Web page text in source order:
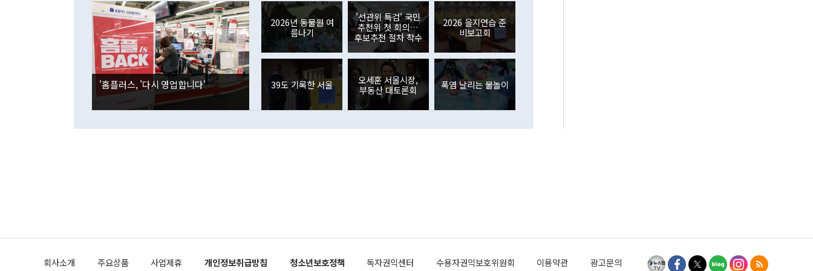
며 "정부 차원에서 (참석을) 검토하고 있다"고 발언한 데 대해서도 조 장관
은 "그것은 외교부의 몫"이라며 "아직 거기까지 진도가 나가지 않았다"고
잘랐다. 정 장관이 이날 소개한 대북 구상과 설명은 정부 내 조율을 거치지
않았다는 점에서 문제가 있다. 특히 주적 표현 대체와 국호 사용, 9·19 군
사합의 복원, 4자회담 추진 등은 통일부 장관이 결정할 사안이 아니어서 월
권이라는 지적이 나오고 있다. 이 대통령은 정 장관의 업무보고를 듣고 난
뒤 "여기 업무보고에 발표했다고 승인난 건 아니다"라고 재차 확인했다. 정
부의 한 소식통은 "정 장관의 발언 내용은 대부분 국가안전보장회의(NSC)
를 거쳐 결정된 사안이 아닌 정 장관의 개인적 생각에 가깝다"며 "안보 관
련 부처 장관이 정부의 공식 정책이 아닌 사안을 추진하겠다고 업무보고를
하고 대통령의 면전에서 '국군통수권자가 나서야 한다'고 주장한 것은 심각
이나 미국은 북한에 선비핵화를 공식적으로 요구한 적이 없기 때문이다. 지
공하는 방식으로 이뤄졌다. 1994년 북·미 제네바 기본합의는 핵시설 동결
였던 올해 3월(369억9000만달러)을 넘어선 것이다. 직접투자에서는 내국
인의 해외투자가 80억1000만달러, 외국인의 국내투자가 46억3000만달러
각각 증가했다. 증권투자에서는 외국인의 국내 주식 매도세가 이어졌다. 외
국인의 국내 주식 투자는 차익실현 매도 등의 영향으로 316억1000만달러
감소하며 전월(-310억5000만달러)에 이어 역대 최대 순매도 기록을 다시
경신했다. 외국인의 국내 채권투자는 세계국채지수(WGBI) 자금 유입에도
분기 말 만기도래 영향으로 증가 폭이 줄어든 52억9000만달러를 기록했
다. 내국인의 해외 증권투자는 주식을 중심으로 35억6000만달러 증가했
다. eoyn2@newspim.com
'홈플러스, '다시 영업합니다'
2026년 동물원 여
름나기
'선관위 특검' 국민
추천위 첫 회의…
후보추천 절차 착수
2026 을지연습 준
비보고회
39도 기록한 서울
오세훈 서울시장,
부동산 대토론회
폭염 날리는 물놀이
회사소개 주요상품 사업제휴 개인정보취급방침 청소년보호정책 독자권익센터 수용자권익보호위원회 이용약관 광고문의